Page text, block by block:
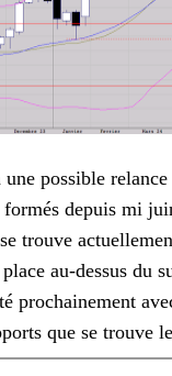
possible
depuis mi
trouve
au-dessus du
prochainement
que se trouve